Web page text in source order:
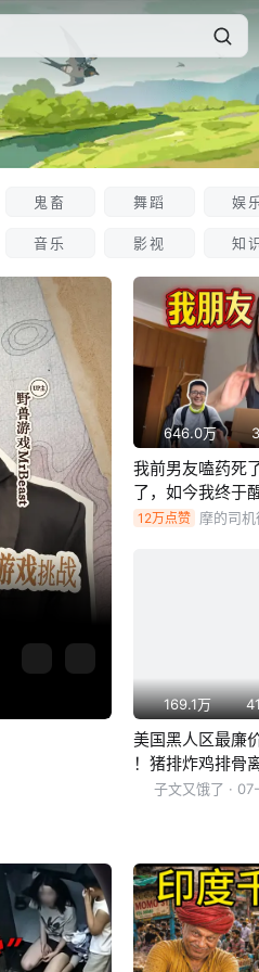
鬼畜
音乐
舞蹈
影视
娱
知
646.0万
我前男友嗑药死
了，如今我终于
一个正常人
12万点赞 摩的司
169.1万
美国黑人区最廉
！猪排炸鸡排骨
子文又饿了 ·